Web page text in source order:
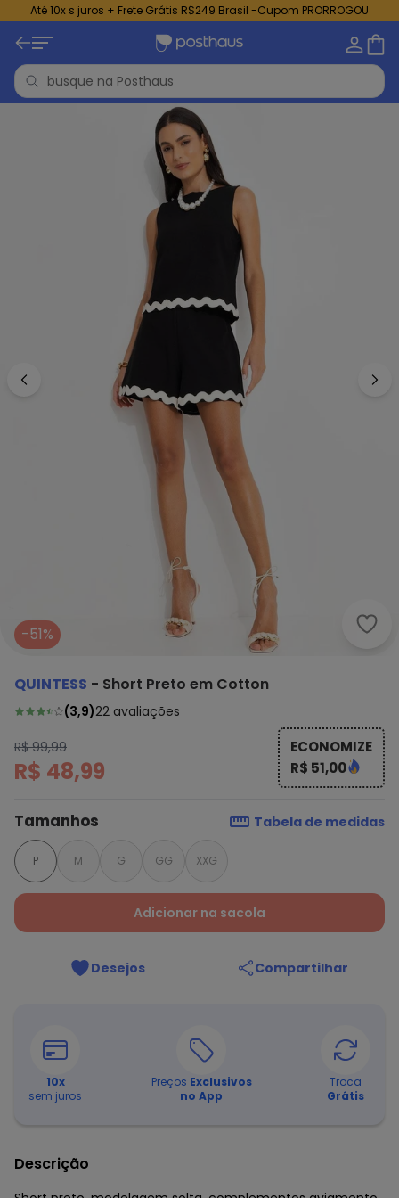
Até 10x s juros + Frete Grátis R$249 Brasil -Cupom PRORROGOU
-51%
QUINTESS - Short Preto em Cotton
(3,9)22 avaliações
R$ 99,99
R$ 48,99
ECONOMIZE
R$ 51,00
Tamanhos Tabela de medidas
P M G GG XXG
Adicionar na sacola
Desejos Compartilhar
10x
sem juros
Preços Exclusivos
no App
Troca
Grátis
Descrição